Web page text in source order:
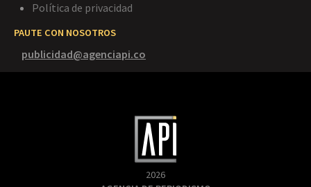
Política de privacidad
PAUTE CON NOSOTROS
publicidad@agenciapi.co
2026